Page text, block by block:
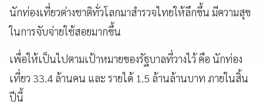
นักท่องเที่ยวต่างชาติทั่วโลกมาสำรวจไทยให้ลึกขึ้น มีความสุข
ในการจับจ่ายใช้สอยมากขึ้น
เพื่อให้เป็นไปตามเป้าหมายของรัฐบาลที่วางไว้ คือ นักท่อง
เที่ยว 33.4 ล้านคน และ รายได้ 1.5 ล้านล้านบาท ภายในสิ้น
ปีนี้